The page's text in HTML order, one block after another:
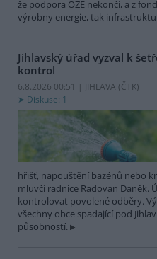
že podpora OZE nekončí, a z
výrobny energie, tak
Jihlavský úřad vyzval k
kontrol
6.8.2026 00:51 | JIHLAVA (ČTK)
Diskuse: 1
hřišť, napouštění bazénů nebo
mluvčí radnice Radovan Daněk.
kontrolovat povolené odběry.
všechny obce spadající pod
působností.